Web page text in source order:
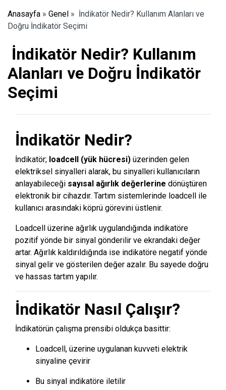
Anasayfa » Genel » İndikatör Nedir? Kullanım Alanları ve
Doğru İndikatör Seçimi
İndikatör Nedir? Kullanım
Alanları ve Doğru İndikatör
Seçimi
İndikatör Nedir?
İndikatör; loadcell (yük hücresi) üzerinden gelen
elektriksel sinyalleri alarak, bu sinyalleri kullanıcıların
anlayabileceği sayısal ağırlık değerlerine dönüştüren
elektronik bir cihazdır. Tartım sistemlerinde loadcell ile
kullanıcı arasındaki köprü görevini üstlenir.
Loadcell üzerine ağırlık uygulandığında indikatöre
pozitif yönde bir sinyal gönderilir ve ekrandaki değer
artar. Ağırlık kaldırıldığında ise indikatöre negatif yönde
sinyal gelir ve gösterilen değer azalır. Bu sayede doğru
ve hassas tartım yapılır.
İndikatör Nasıl Çalışır?
İndikatörün çalışma prensibi oldukça basittir:
Loadcell, üzerine uygulanan kuvveti elektrik
sinyaline çevirir
Bu sinyal indikatöre iletilir